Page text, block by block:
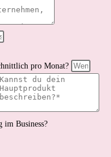
pro Monat?
im Business?